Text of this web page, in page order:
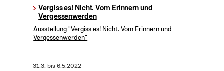
Vergiss es! Nicht. Vom Erinnern und
Vergessenwerden
Ausstellung "Vergiss es! Nicht. Vom Erinnern und
Vergessenwerden"
31.3. bis6.5.2022